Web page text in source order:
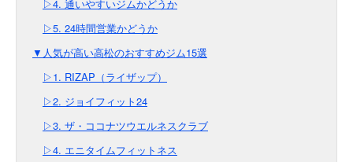
▷4. 通いやすいジムかどうか
▷5. 24時間営業かどうか
▼人気が高い高松のおすすめジム15選
▷1. RIZAP（ライザップ）
▷2. ジョイフィット24
▷3. ザ・ココナツウエルネスクラブ
▷4. エニタイムフィットネス